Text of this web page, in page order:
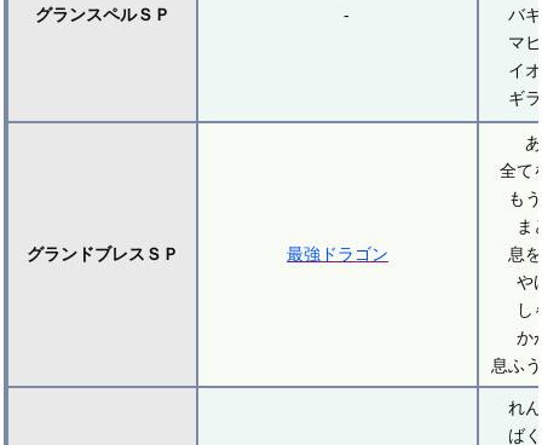
グランスペルＳＰ -
バ
マ
イ
ギ
グランドブレスＳＰ 最強ドラゴン
全て
も
ま
息
や
し
か
息ふ
れ
ば